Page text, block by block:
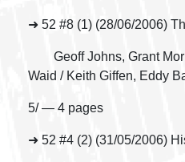
➜ 52 #8 (1) (28/06/2006)
Geoff Johns, Grant
Waid / Keith Giffen, Eddy
5/ — 4 pages
➜ 52 #4 (2) (31/05/2006)